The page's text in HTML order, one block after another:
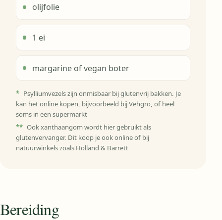
olijfolie
1 ei
margarine of vegan boter
* Psylliumvezels zijn onmisbaar bij glutenvrij bakken. Je
kan het online kopen, bijvoorbeeld bij Vehgro, of heel
soms in een supermarkt
** Ook xanthaangom wordt hier gebruikt als
glutenvervanger. Dit koop je ook online of bij
natuurwinkels zoals Holland & Barrett
Bereiding